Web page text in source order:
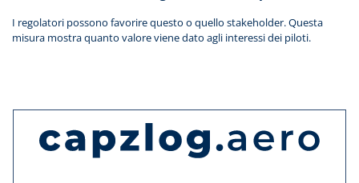
I regolatori possono favorire questo o quello stakeholder. Questa
misura mostra quanto valore viene dato agli interessi dei piloti.